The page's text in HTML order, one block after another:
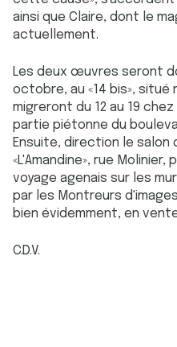
ainsi que Claire, dont le
actuellement.
Les deux œuvres seront
octobre, au «14 bis», situé
migreront du 12 au 19
partie piétonne du
Ensuite, direction le
«L'Amandine», rue
voyage agenais sur les
par les Montreurs
bien évidemment, en
C.D.V.